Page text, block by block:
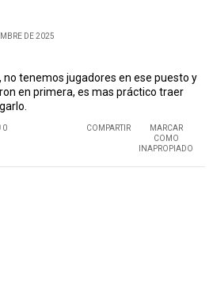
DE 2025
no tenemos jugadores en ese puesto y
en primera, es mas práctico traer
0 COMPARTIR
MARCAR
COMO
INAPROPIADO